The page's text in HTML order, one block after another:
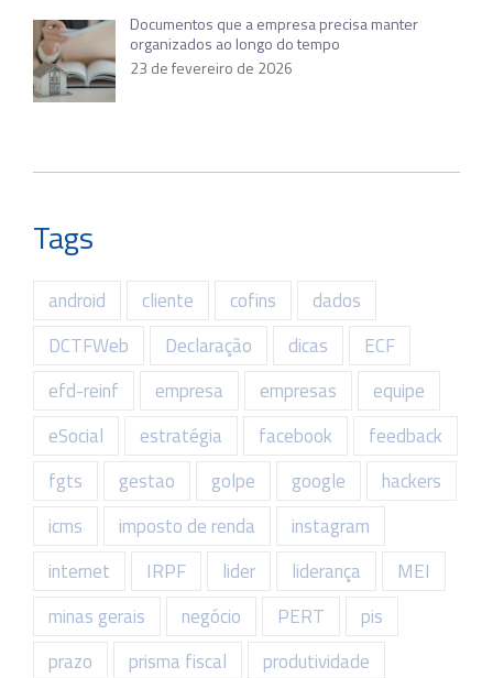
Documentos que a empresa precisa manter
organizados ao longo do tempo
23 de fevereiro de 2026
Tags
android cliente cofins
dados
DCTFWeb
Declaração dicas
ECF
efd-reinf
empresa empresas
equipe
eSocial
estratégia facebook
feedback
fgts
gestao golpe google
hackers
icms
imposto de renda
instagram
internet
IRPF lider liderança
MEI
minas gerais
negócio PERT
pis
prazo
prisma fiscal
produtividade